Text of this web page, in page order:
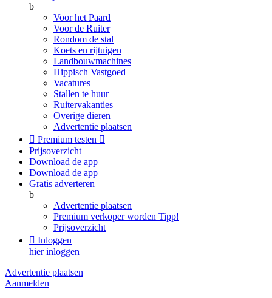
b
Voor het Paard
Voor de Ruiter
Rondom de stal
Koets en rijtuigen
Landbouwmachines
Hippisch Vastgoed
Vacatures
Stallen te huur
Ruitervakanties
Overige dieren
Advertentie plaatsen
 Premium testen 
Prijsoverzicht
Download de app
Download de app
Gratis adverteren
b
Advertentie plaatsen
Premium verkoper worden Tipp!
Prijsoverzicht
 Inloggen
hier inloggen
Advertentie plaatsen
Aanmelden